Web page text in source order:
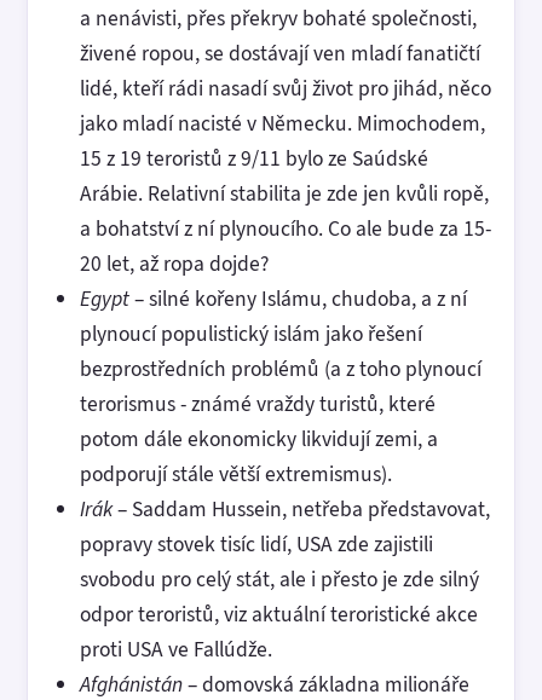
a nenávisti, přes překryv bohaté společnosti,
živené ropou, se dostávají ven mladí fanatičtí
lidé, kteří rádi nasadí svůj život pro jihád, něco
jako mladí nacisté v Německu. Mimochodem,
15 z 19 teroristů z 9/11 bylo ze Saúdské
Arábie. Relativní stabilita je zde jen kvůli ropě,
a bohatství z ní plynoucího. Co ale bude za 15-
20 let, až ropa dojde?
Egypt– silné kořeny Islámu, chudoba, a z ní
plynoucí populistický islám jako řešení
bezprostředních problémů (a z toho plynoucí
terorismus - známé vraždy turistů, které
potom dále ekonomicky likvidují zemi, a
podporují stále větší extremismus).
Irák– Saddam Hussein, netřeba představovat,
popravy stovek tisíc lidí, USA zde zajistili
svobodu pro celý stát, ale i přesto je zde silný
odpor teroristů, viz aktuální teroristické akce
proti USA ve Fallúdže.
Afghánistán– domovská základna milionáře